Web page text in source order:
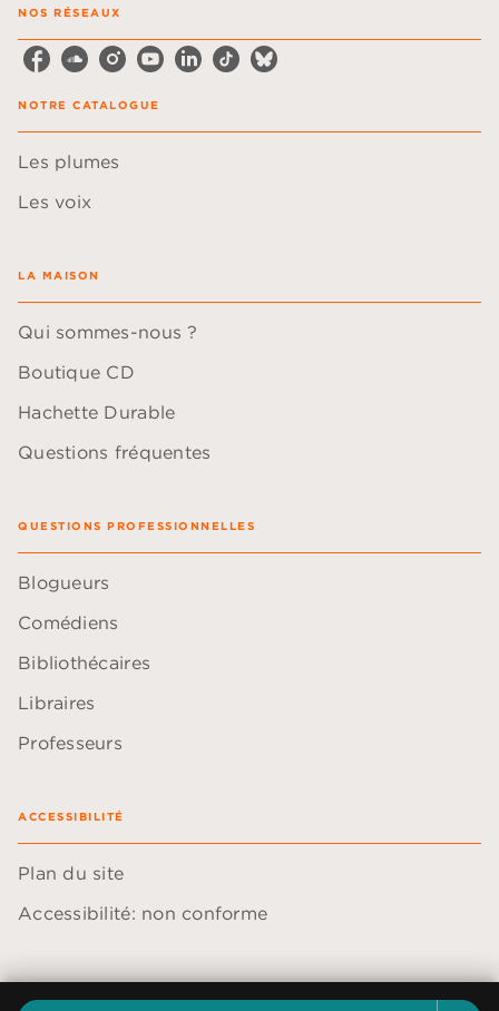
NOS RÉSEAUX
NOTRE CATALOGUE
Les plumes
Les voix
LA MAISON
Qui sommes-nous ?
Boutique CD
Hachette Durable
Questions fréquentes
QUESTIONS PROFESSIONNELLES
Blogueurs
Comédiens
Bibliothécaires
Libraires
Professeurs
ACCESSIBILITÉ
Plan du site
Accessibilité: non conforme